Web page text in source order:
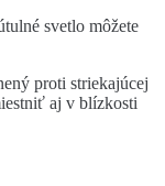
svetlo môžete
proti striekajúcej
aj v blízkosti